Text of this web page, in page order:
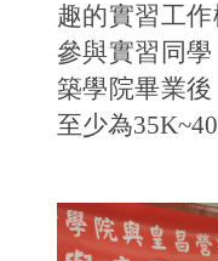
趣的實習工
參與實習同
築學院畢業
至少為